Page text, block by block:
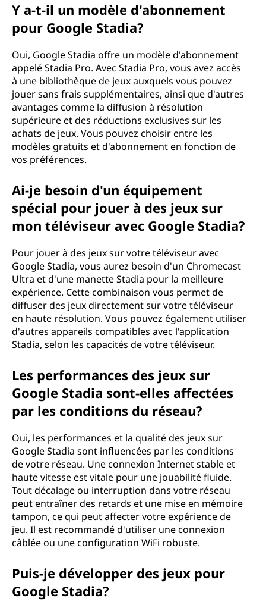
Y a-t-il un modèle d'abonnement
pour Google Stadia?
Oui, Google Stadia offre un modèle d'abonnement
appelé Stadia Pro. Avec Stadia Pro, vous avez accès
à une bibliothèque de jeux auxquels vous pouvez
jouer sans frais supplémentaires, ainsi que d'autres
avantages comme la diffusion à résolution
supérieure et des réductions exclusives sur les
achats de jeux. Vous pouvez choisir entre les
modèles gratuits et d'abonnement en fonction de
vos préférences.
Ai-je besoin d'un équipement
spécial pour jouer à des jeux sur
mon téléviseur avec Google Stadia?
Pour jouer à des jeux sur votre téléviseur avec
Google Stadia, vous aurez besoin d'un Chromecast
Ultra et d'une manette Stadia pour la meilleure
expérience. Cette combinaison vous permet de
diffuser des jeux directement sur votre téléviseur
en haute résolution. Vous pouvez également utiliser
d'autres appareils compatibles avec l'application
Stadia, selon les capacités de votre téléviseur.
Les performances des jeux sur
Google Stadia sont-elles affectées
par les conditions du réseau?
Oui, les performances et la qualité des jeux sur
Google Stadia sont influencées par les conditions
de votre réseau. Une connexion Internet stable et
haute vitesse est vitale pour une jouabilité fluide.
Tout décalage ou interruption dans votre réseau
peut entraîner des retards et une mise en mémoire
tampon, ce qui peut affecter votre expérience de
jeu. Il est recommandé d'utiliser une connexion
câblée ou une configuration WiFi robuste.
Puis-je développer des jeux pour
Google Stadia?